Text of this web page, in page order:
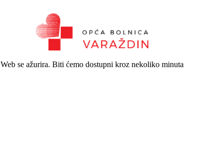
Web se ažurira. Biti ćemo dostupni kroz nekoliko minuta